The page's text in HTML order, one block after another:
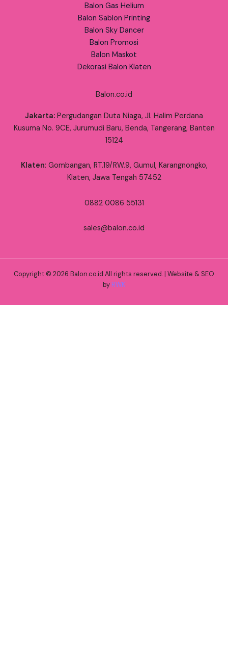
Balon Gas Helium
Balon Sablon Printing
Balon Sky Dancer
Balon Promosi
Balon Maskot
Dekorasi Balon Klaten
Balon.co.id
Jakarta: Pergudangan Duta Niaga, Jl. Halim Perdana
Kusuma No. 9CE, Jurumudi Baru, Benda, Tangerang, Banten
15124
Klaten: Gombangan, RT.19/RW.9, Gumul, Karangnongko,
Klaten, Jawa Tengah 57452
0882 0086 55131
sales@balon.co.id
Copyright © 2026 Balon.co.id All rights reserved. | Website & SEO
by RWK